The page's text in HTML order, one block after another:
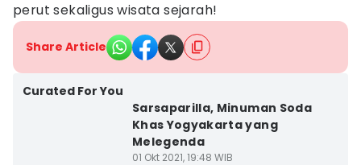
perut sekaligus wisata sejarah!
Share Article
Curated For You
Sarsaparilla, Minuman Soda
Khas Yogyakarta yang
Melegenda
01 Okt 2021, 19:48 WIB